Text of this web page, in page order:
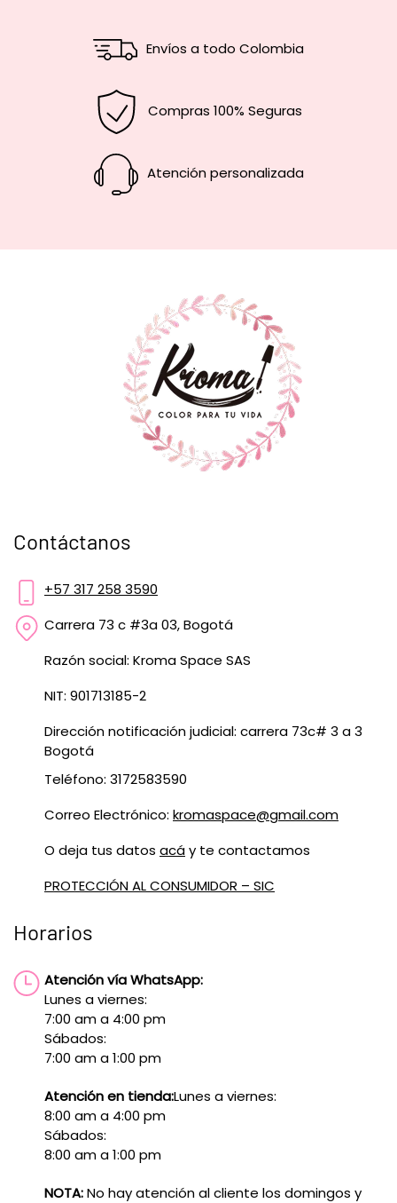
Envíos a todo Colombia
Compras 100% Seguras
Atención personalizada
Contáctanos
+57 317 258 3590
Carrera 73 c #3a 03, Bogotá
Razón social: Kroma Space SAS
NIT: 901713185-2
Dirección notificación judicial: carrera 73c# 3 a 3
Bogotá
Teléfono: 3172583590
Correo Electrónico: kromaspace@gmail.com
O deja tus datos acáy te contactamos
PROTECCIÓN AL CONSUMIDOR – SIC
Horarios
Atención vía WhatsApp:
Lunes a viernes:
7:00 am a 4:00 pm
Sábados:
7:00 am a 1:00 pm
Atención en tienda:Lunes a viernes:
8:00 am a 4:00 pm
Sábados:
8:00 am a 1:00 pm
NOTA:No hay atención al cliente los domingos y